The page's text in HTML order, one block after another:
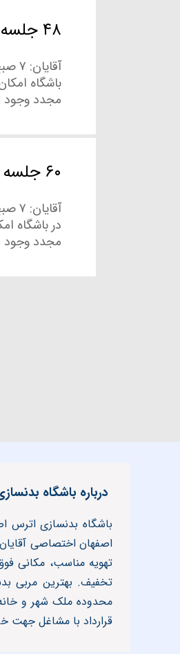
۴۸ جلسه بدنسازی(۳ ماهه)
باشگاه
مجدد وجود
۶۰ جلسه بدنسازی(۳ ماهه)
در باشگاه
مجدد وجود
درباره باشگاه
باشگاه بدنسازی اترس
تهویه مناسب، مکانی
تخفیف. بهترین مربی
محدوده ملک شهر و
قرارداد با مشاغل جهت